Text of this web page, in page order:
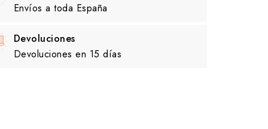
Envíos a toda España
Devoluciones
Devoluciones en 15 días